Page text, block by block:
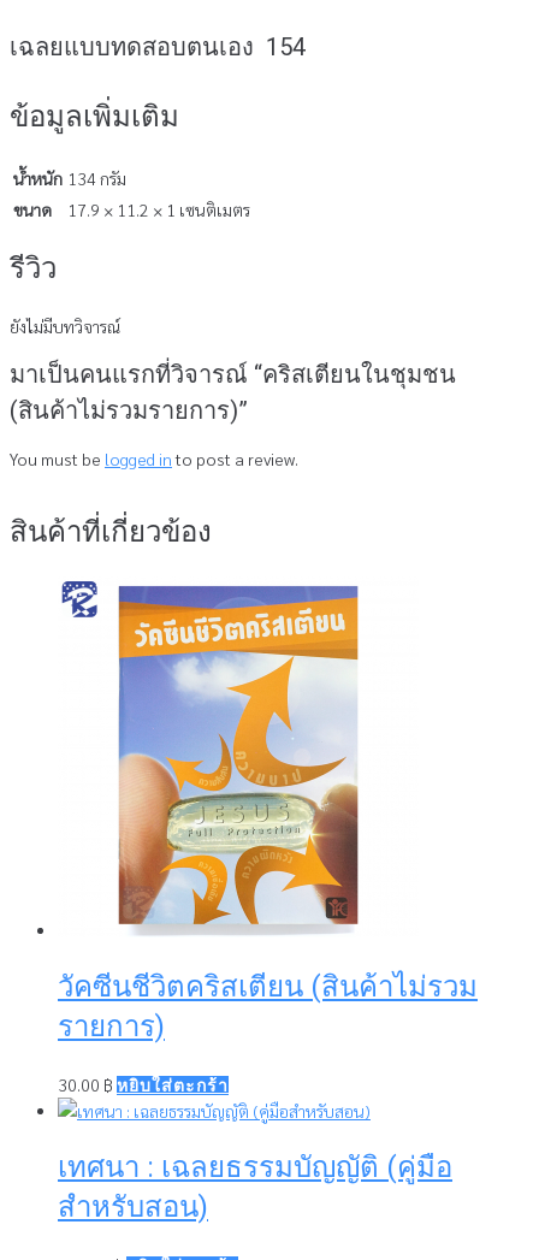
เฉลยแบบทดสอบตนเอง 154
ข้อมูลเพิ่มเติม
น้ำหนัก 134 กรัม
ขนาด
17.9 × 11.2 × 1 เซนติเมตร
รีวิว
ยังไม่มีบทวิจารณ์
มาเป็นคนแรกที่วิจารณ์ “คริสเตียนในชุมชน
(สินค้าไม่รวมรายการ)”
You must be logged into post a review.
สินค้าที่เกี่ยวข้อง
วัคซีนชีวิตคริสเตียน (สินค้าไม่รวม
รายการ)
30.00 ฿ หยิบใส่ตะกร้า
เทศนา : เฉลยธรรมบัญญัติ (คู่มือ
สำหรับสอน)